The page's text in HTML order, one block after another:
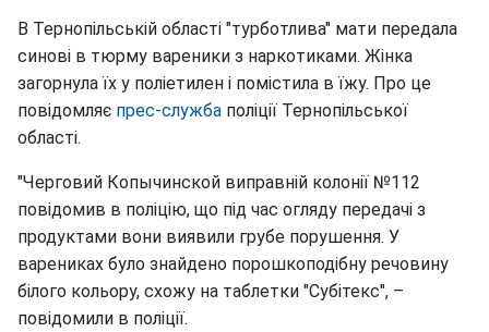
В Тернопільській області "турботлива" мати передала
синові в тюрму вареники з наркотиками. Жінка
загорнула їх у поліетилен і помістила в їжу. Про це
повідомляє прес-служба поліції Тернопільської
області.
"Черговий Копычинской виправній колонії №112
повідомив в поліцію, що під час огляду передачі з
продуктами вони виявили грубе порушення. У
варениках було знайдено порошкоподібну речовину
білого кольору, схожу на таблетки "Субітекс", –
повідомили в поліції.